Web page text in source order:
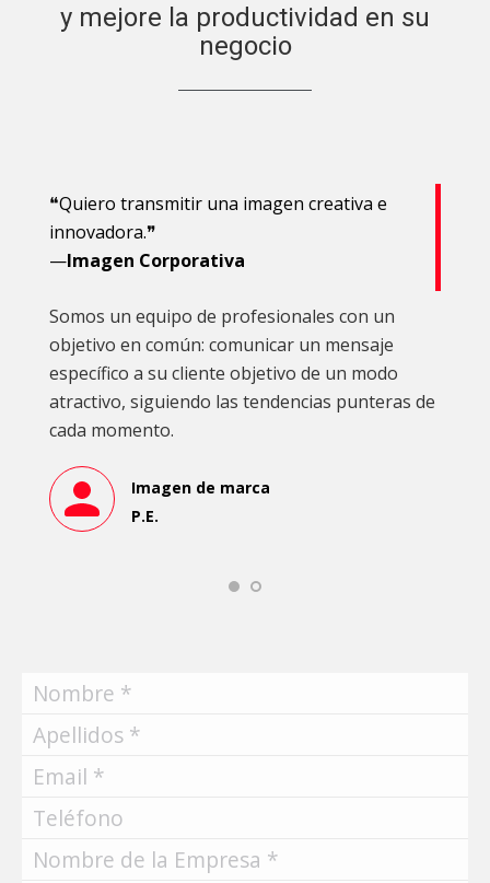
y mejore la productividad en su
negocio
❝Quiero transmitir una imagen creativa e
innovadora.❞
—Imagen Corporativa
Somos un equipo de profesionales con un
objetivo en común: comunicar un mensaje
específico a su cliente objetivo de un modo
atractivo, siguiendo las tendencias punteras de
cada momento.
Imagen de marca
P.E.